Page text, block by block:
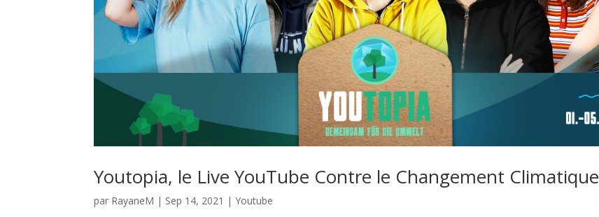
Youtopia, le Live YouTube Contre le Changement Climatique
par RayaneM | Sep 14, 2021 |Youtube